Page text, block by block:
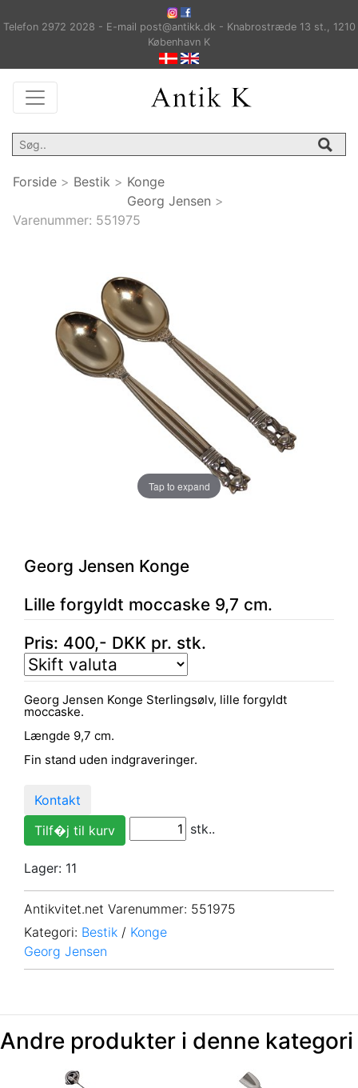
Telefon 2972 2028 - E-mail post@antikk.dk - Knabrostræde 13 st., 1210
København K
Forside > Bestik > Konge
Georg Jensen >
Varenummer: 551975
Tap to expand
Georg Jensen Konge
Lille forgyldt moccaske 9,7 cm.
Pris: 400,- DKK pr. stk.
Georg Jensen Konge Sterlingsølv, lille forgyldt
moccaske.
Længde 9,7 cm.
Fin stand uden indgraveringer.
Kontakt
stk..
Lager: 11
Antikvitet.net Varenummer: 551975
Kategori: Bestik / Konge
Georg Jensen
Andre produkter i denne kategori